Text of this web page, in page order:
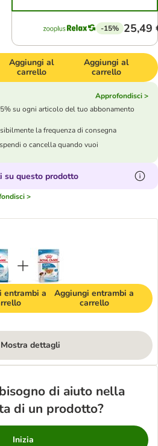
-15% 25,49
Aggiungi al
carrello
Aggiungi al
carrello
Approfondisci >
su ogni articolo del tuo abbonamento
la frequenza di consegna
o cancella quando vuoi
su questo prodotto
>
entrambi a
Aggiungi entrambi a
carrello
Mostra dettagli
di aiuto nella
di un prodotto?
Inizia